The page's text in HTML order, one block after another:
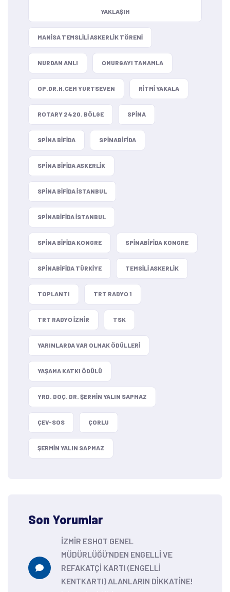
YAKLAŞIM
MANISA TEMSLILI ASKERLIK TÖRENI
NURDAN ANLI OMURGAYI TAMAMLA
OP.DR.H.CEM YURTSEVEN RITMI YAKALA
ROTARY 2420. BÖLGE SPINA
SPINA BIFIDA SPINABIFIDA
SPINA BIFIDA ASKERLIK
SPINA BIFIDA ISTANBUL
SPINABIFIDA ISTANBUL
SPINA BIFIDA KONGRE SPINABIFIDA KONGRE
SPINABIFIDA TÜRKIYE TEMSILI ASKERLIK
TOPLANTI TRT RADYO 1
TRT RADYO IZMIR TSK
YARINLARDA VAR OLMAK ÖDÜLLERI
YAŞAMA KATKI ÖDÜLÜ
YRD. DOÇ. DR. ŞERMIN YALIN SAPMAZ
ÇEV-SOS ÇORLU
ŞERMIN YALIN SAPMAZ
Son Yorumlar
İZMİR ESHOT GENEL
MÜDÜRLÜĞÜ’NDEN ENGELLİ VE
REFAKATÇİ KARTI (ENGELLİ
KENTKARTI) ALANLARIN DİKKATİNE!